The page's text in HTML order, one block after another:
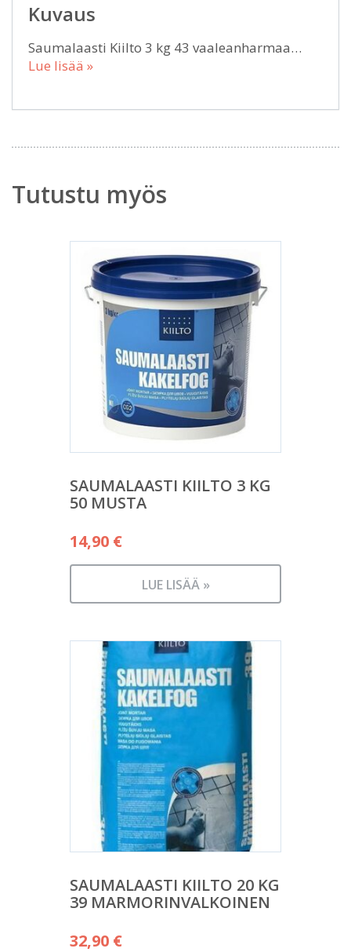
Kuvaus
Saumalaasti Kiilto 3 kg 43 vaaleanharmaa…
Lue lisää »
Tutustu myös
SAUMALAASTI KIILTO 3 KG
50 MUSTA
14,90 €
LUE LISÄÄ »
SAUMALAASTI KIILTO 20 KG
39 MARMORINVALKOINEN
32,90 €